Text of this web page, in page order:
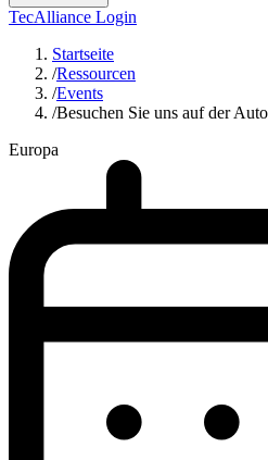
TecAlliance Login
Startseite
/Ressourcen
/Events
/Besuchen Sie uns auf der
Europa